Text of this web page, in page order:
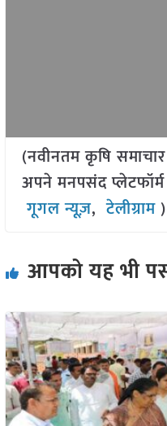
(नवीनतम कृषि
अपने मनपसंद
गूगल न्यूज़,टेलीग्राम )
आपको यह भी